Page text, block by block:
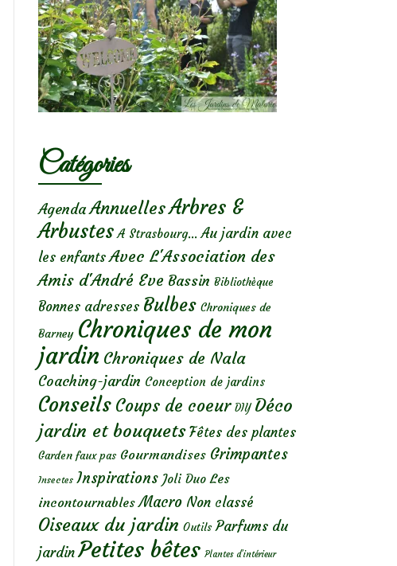
Catégories
Agenda AnnuellesArbres &
Arbustes A Strasbourg... Au jardin avec
les enfants Avec L'Association des
Amis d'André Eve Bassin Bibliothèque
Bonnes adresses Bulbes Chroniques de
Barney Chroniques de mon
jardin Chroniques de Nala
Coaching-jardin Conception de jardins
Conseils Coups de coeur DIY Déco
jardin et bouquets Fêtes des plantes
Garden faux pas Gourmandises Grimpantes
Insectes Inspirations Joli Duo Les
incontournables Macro Non classé
Oiseaux du jardin Outils Parfums du
jardin Petites bêtes Plantes d’intérieur